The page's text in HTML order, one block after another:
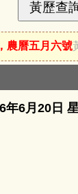
農曆五月六號
年6月20日